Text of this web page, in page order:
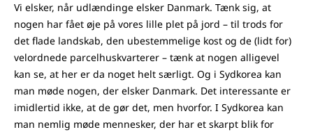
Vi elsker, når udlændinge elsker Danmark. Tænk sig, at
nogen har fået øje på vores lille plet på jord – til trods for
det flade landskab, den ubestemmelige kost og de (lidt for)
velordnede parcelhuskvarterer – tænk at nogen alligevel
kan se, at her er da noget helt særligt. Og i Sydkorea kan
man møde nogen, der elsker Danmark. Det interessante er
imidlertid ikke, at de gør det, men hvorfor. I Sydkorea kan
man nemlig møde mennesker, der har et skarpt blik for